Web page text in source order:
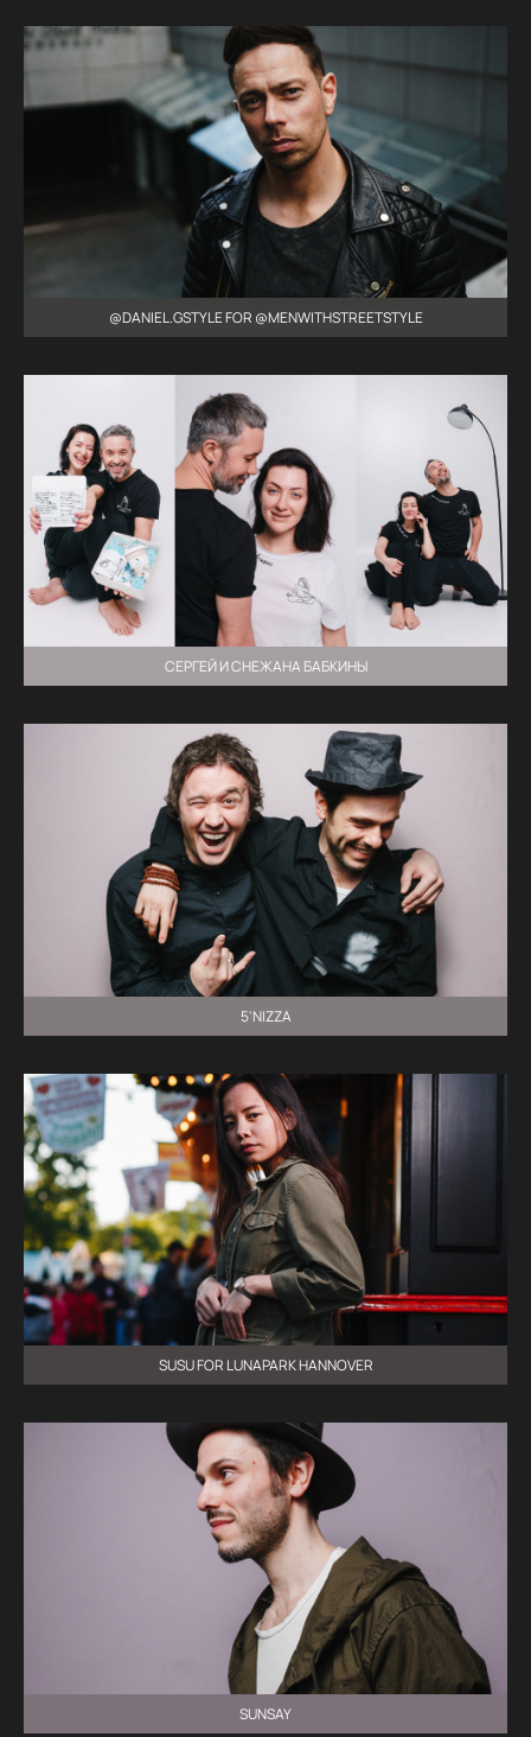
@DANIEL.GSTYLE FOR @MENWITHSTREETSTYLE
СЕРГЕЙ И СНЕЖАНА БАБКИНЫ
5'NIZZA
SUSU FOR LUNAPARK HANNOVER
SUNSAY